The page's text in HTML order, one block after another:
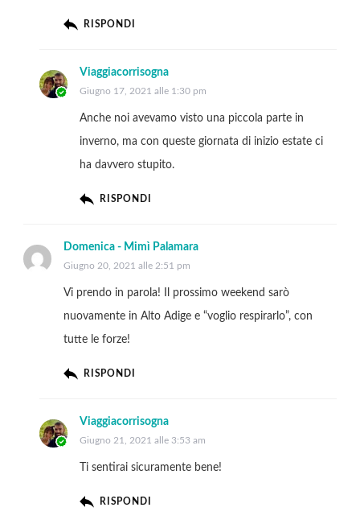
RISPONDI
Viaggiacorrisogna
Giugno 17, 2021 alle 1:30 pm
Anche noi avevamo visto una piccola parte in
inverno, ma con queste giornata di inizio estate ci
ha davvero stupito.
RISPONDI
Domenica - Mimì Palamara
Giugno 20, 2021 alle 2:51 pm
Vi prendo in parola! Il prossimo weekend sarò
nuovamente in Alto Adige e “voglio respirarlo”, con
tutte le forze!
RISPONDI
Viaggiacorrisogna
Giugno 21, 2021 alle 3:53 am
Ti sentirai sicuramente bene!
RISPONDI